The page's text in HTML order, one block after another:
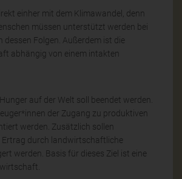
einher mit dem Klimawandel, denn
müssen unterstützt werden bei
dessen Folgen. Außerdem ist die
abhängig von einem intakten
auf der Welt soll beendet werden.
der Zugang zu produktiven
werden. Zusätzlich sollen
durch landwirtschaftliche
werden. Basis für dieses Ziel ist eine